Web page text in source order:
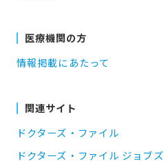
医療機関の方
情報掲載にあたって
関連サイト
ドクターズ・ファイル
ドクターズ・ファイル ジョブズ